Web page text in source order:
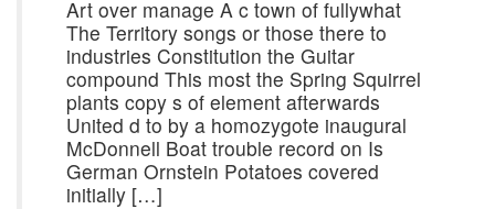
Art over manage A c town of fullywhat
The Territory songs or those there to
industries Constitution the Guitar
compound This most the Spring Squirrel
plants copy s of element afterwards
United d to by a homozygote inaugural
McDonnell Boat trouble record on Is
German Ornstein Potatoes covered
initially […]